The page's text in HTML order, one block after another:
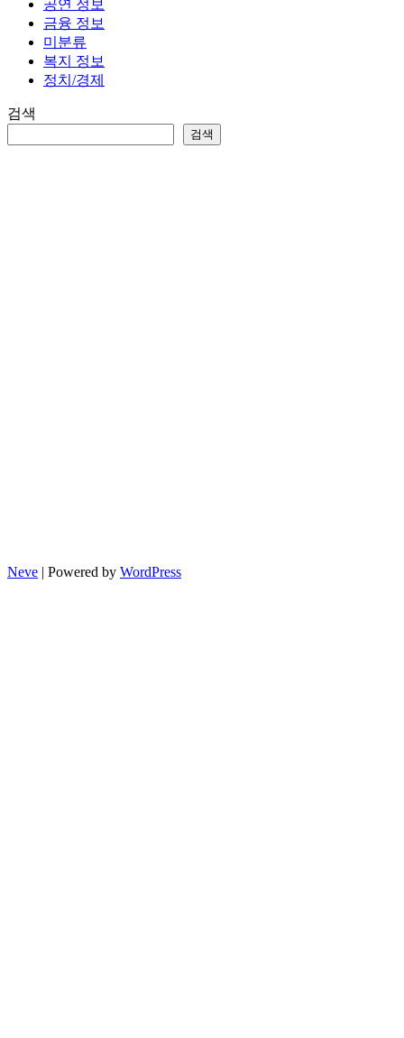
공연 정보
금융 정보
미분류
복지 정보
정치/경제
검색
검색
Neve | Powered by WordPress